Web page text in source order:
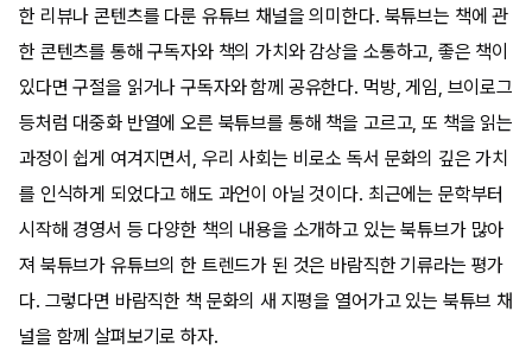
한 리뷰나 콘텐츠를 다룬 유튜브 채널을 의미한다. 북튜브는 책에 관
한 콘텐츠를 통해 구독자와 책의 가치와 감상을 소통하고, 좋은 책이
있다면 구절을 읽거나 구독자와 함께 공유한다. 먹방, 게임, 브이로그
등처럼 대중화 반열에 오른 북튜브를 통해 책을 고르고, 또 책을 읽는
과정이 쉽게 여겨지면서, 우리 사회는 비로소 독서 문화의 깊은 가치
를 인식하게 되었다고 해도 과언이 아닐 것이다. 최근에는 문학부터
시작해 경영서 등 다양한 책의 내용을 소개하고 있는 북튜브가 많아
져 북튜브가 유튜브의 한 트렌드가 된 것은 바람직한 기류라는 평가
다. 그렇다면 바람직한 책 문화의 새 지평을 열어가고 있는 북튜브 채
널을 함께 살펴보기로 하자.